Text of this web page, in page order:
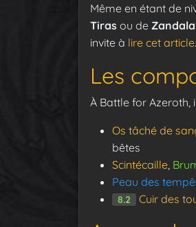
Même en étant de
Tiras ou de
invite à lire cet article.
Les
À Battle for Azeroth,
Os tâché de
bêtes
Scintécaille
Peau des
8.2 Cuir des